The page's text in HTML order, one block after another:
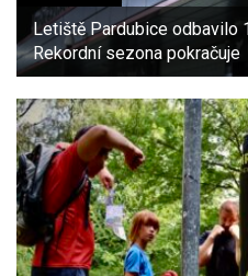
Letiště Pardubice odbavilo
Rekordní sezona pokračuje